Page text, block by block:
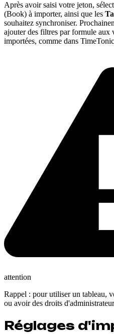
Après avoir saisi votre jeton,
(Book) à importer, ainsi que les
souhaitez synchroniser.
ajouter des filtres par formule aux
importées, comme dans
attention
Rappel : pour utiliser un tableau,
ou avoir des droits
Réglages